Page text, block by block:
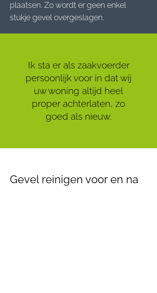
plaatsen. Zo wordt er geen enkel
stukje gevel overgeslagen.
Ik sta er als zaakvoerder
persoonlijk voor in dat wij
uw woning altijd heel
proper achterlaten, zo
goed als nieuw.
Gevel reinigen voor en na